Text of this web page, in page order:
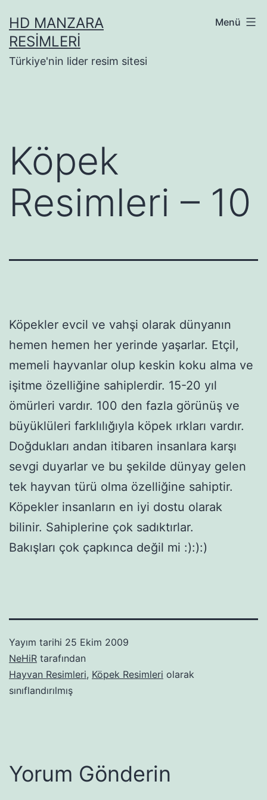
geçHD MANZARA
RESIMLERI
Türkiye'nin lider resim sitesi
Menü
Köpek
Resimleri – 10
Köpekler evcil ve vahşi olarak dünyanın
hemen hemen her yerinde yaşarlar. Etçil,
memeli hayvanlar olup keskin koku alma ve
işitme özelliğine sahiplerdir. 15-20 yıl
ömürleri vardır. 100 den fazla görünüş ve
büyüklüleri farklılığıyla köpek ırkları vardır.
Doğdukları andan itibaren insanlara karşı
sevgi duyarlar ve bu şekilde dünyay gelen
tek hayvan türü olma özelliğine sahiptir.
Köpekler insanların en iyi dostu olarak
bilinir. Sahiplerine çok sadıktırlar.
Bakışları çok çapkınca değil mi :):):)
Yayım tarihi 25 Ekim 2009
NeHiR tarafından
Hayvan Resimleri, Köpek Resimleri olarak
sınıflandırılmış
Yorum Gönderin